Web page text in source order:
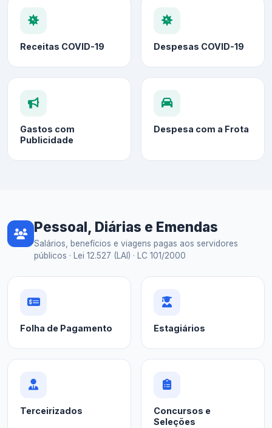
Receitas COVID-19 Despesas COVID-19
Gastos com
Publicidade
Despesa com a Frota
Pessoal, Diárias e Emendas
Salários, benefícios e viagens pagas aos servidores
públicos · Lei 12.527 (LAI) · LC 101/2000
Folha de Pagamento Estagiários
Terceirizados
Concursos e
Seleções